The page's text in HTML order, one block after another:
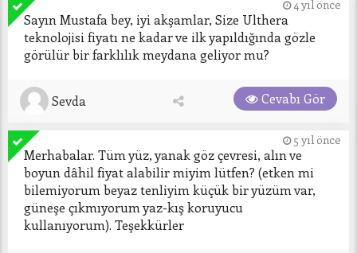
4 yıl önce
Sayın Mustafa bey, iyi akşamlar, Size Ulthera
teknolojisi fiyatı ne kadar ve ilk yapıldığında gözle
görülür bir farklılık meydana geliyor mu?
Sevda Cevabı Gör
5 yıl önce
Merhabalar. Tüm yüz, yanak göz çevresi, alın ve
boyun dâhil fiyat alabilir miyim lütfen? (etken mi
bilemiyorum beyaz tenliyim küçük bir yüzüm var,
güneşe çıkmıyorum yaz-kış koruyucu
kullanıyorum). Teşekkürler